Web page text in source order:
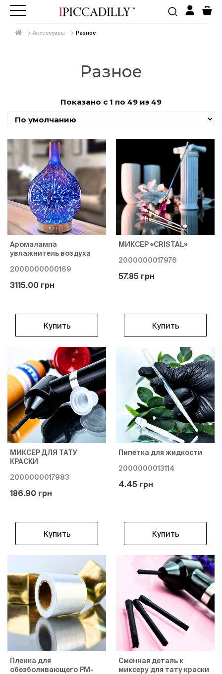
Аксессуары Разное
Разное
Показано с 1 по 49 из 49
Аромалампа
увлажнитель воздуха
2000000000169
3115.00 грн
Купить
МИКСЕР «CRISTAL»
2000000017976
57.85 грн
Купить
МИКСЕР ДЛЯ ТАТУ
КРАСКИ
2000000017983
186.90 грн
Купить
Пипетка для жидкости
2000000013114
4.45 грн
Купить
Пленка для
обезболивающего PM-
Сменная деталь к
миксеру для тату краски